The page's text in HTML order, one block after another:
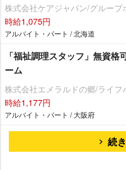
株式会社ケアジャパン/グループ
時給1,075円
アルバイト・パート / 北海道
「福祉調理スタッフ」無資
ーム
株式会社エメラルドの郷/ライフ
時給1,177円
アルバイト・パート / 大阪府
続